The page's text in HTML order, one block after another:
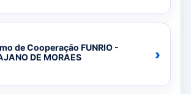
de Cooperação FUNRIO -
DE MORAES
›